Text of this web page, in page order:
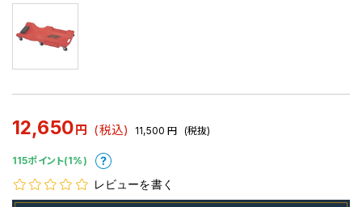
12,650 円 (税込) 11,500 円 (税抜)
115ポイント(1%)
レビューを書く